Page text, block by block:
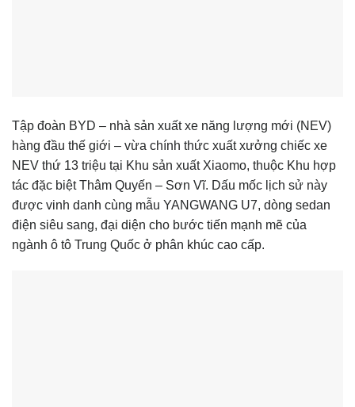
Tập đoàn BYD – nhà sản xuất xe năng lượng mới (NEV)
hàng đầu thế giới – vừa chính thức xuất xưởng chiếc xe
NEV thứ 13 triệu tại Khu sản xuất Xiaomo, thuộc Khu hợp
tác đặc biệt Thâm Quyến – Sơn Vĩ. Dấu mốc lịch sử này
được vinh danh cùng mẫu YANGWANG U7, dòng sedan
điện siêu sang, đại diện cho bước tiến mạnh mẽ của
ngành ô tô Trung Quốc ở phân khúc cao cấp.